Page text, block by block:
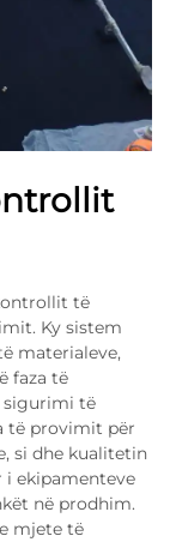
të
Ky sistem
materialeve,
faza të
sigurimi të
të provimit për
si dhe kualitetin
ekipamenteve
në prodhim.
mjete të